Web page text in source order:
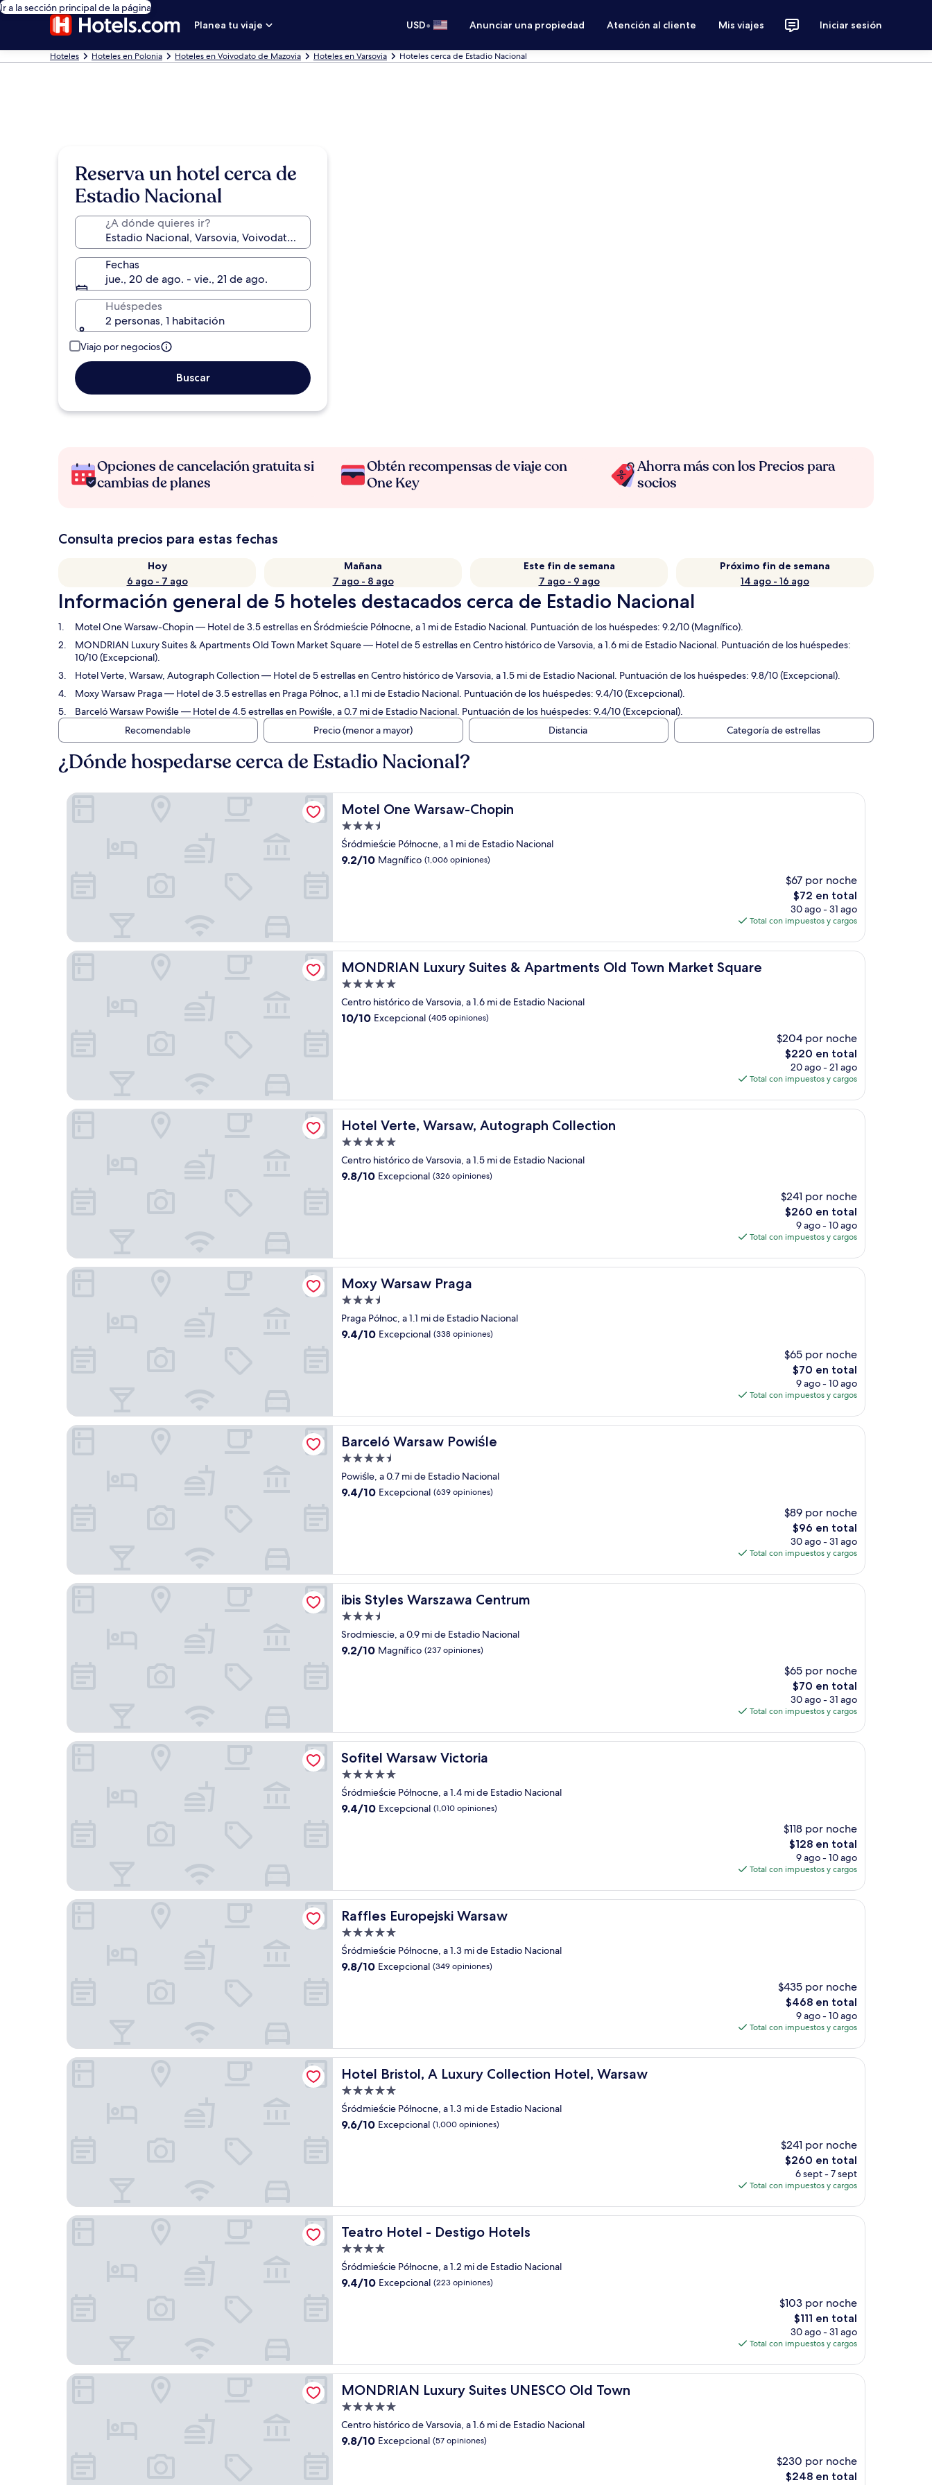
Ir a la sección principal de la página
Planea tu viaje
USD• Anunciar una propiedad Atención al cliente Mis viajes Iniciar sesión
Hoteles Hoteles en Polonia Hoteles en Voivodato de Mazovia Hoteles en Varsovia Hoteles cerca de Estadio Nacional
Reserva un hotel cerca de
Estadio Nacional
¿A dónde quieres ir?
Fechas
jue., 20 de ago. - vie., 21 de ago.
Huéspedes
2 personas, 1 habitación
Viajo por negocios
Buscar
Opciones de cancelación gratuita si
cambias de planes
Obtén recompensas de viaje con
One Key
Ahorra más con los Precios para
socios
Consulta precios para estas fechas
Hoy
6 ago - 7 ago
Mañana
7 ago - 8 ago
Este fin de semana
7 ago - 9 ago
Próximo fin de semana
14 ago - 16 ago
Información general de 5 hoteles destacados cerca de Estadio Nacional
Motel One Warsaw-Chopin— Hotel de 3.5 estrellas en Śródmieście Północne, a 1 mi de Estadio Nacional. Puntuación de los huéspedes: 9.2/10 (Magnífico).
MONDRIAN Luxury Suites & Apartments Old Town Market Square— Hotel de 5 estrellas en Centro histórico de Varsovia, a 1.6 mi de Estadio Nacional. Puntuación de los huéspedes:
10/10 (Excepcional).
Hotel Verte, Warsaw, Autograph Collection— Hotel de 5 estrellas en Centro histórico de Varsovia, a 1.5 mi de Estadio Nacional. Puntuación de los huéspedes: 9.8/10 (Excepcional).
Moxy Warsaw Praga— Hotel de 3.5 estrellas en Praga Północ, a 1.1 mi de Estadio Nacional. Puntuación de los huéspedes: 9.4/10 (Excepcional).
Barceló Warsaw Powiśle— Hotel de 4.5 estrellas en Powiśle, a 0.7 mi de Estadio Nacional. Puntuación de los huéspedes: 9.4/10 (Excepcional).
Recomendable
Precio (menor a mayor) Distancia Categoría de estrellas
¿Dónde hospedarse cerca de Estadio Nacional?
Motel One Warsaw-Chopin
Motel One Warsaw-Chopin
Propiedad
de
3.5
Śródmieście Północne, a 1 mi de Estadio Nacional
9.2
9.2/10 Magnífico (1,006 opiniones)
$67 por noche
El
precio
actual
de
$72 en total
30 ago - 31 ago
Total con impuestos y cargos
Motel One Warsaw-Chopin
MONDRIAN Luxury Suites & Apartments Old Town Market Square
MONDRIAN Luxury Suites & Apartments Old Town Market Square
Propiedad
de
5.0
Centro histórico de Varsovia, a 1.6 mi de Estadio Nacional
10.0
10/10 Excepcional (405 opiniones)
$204 por noche
El
precio
actual
de
$220 en total
20 ago - 21 ago
Total con impuestos y cargos
MONDRIAN Luxury Suites & Apartments Old Town Market Square
Hotel Verte, Warsaw, Autograph Collection
Hotel Verte, Warsaw, Autograph Collection
Propiedad
de
5.0
Centro histórico de Varsovia, a 1.5 mi de Estadio Nacional
9.8
9.8/10 Excepcional (326 opiniones)
$241 por noche
El
precio
actual
de
$260 en total
9 ago - 10 ago
Total con impuestos y cargos
Hotel Verte, Warsaw, Autograph Collection
Moxy Warsaw Praga
Moxy Warsaw Praga
Propiedad
de
3.5
Praga Północ, a 1.1 mi de Estadio Nacional
9.4
9.4/10 Excepcional (338 opiniones)
$65 por noche
El
precio
actual
de
$70 en total
9 ago - 10 ago
Total con impuestos y cargos
Moxy Warsaw Praga
Barceló Warsaw Powiśle
Barceló Warsaw Powiśle
Propiedad
de
4.5
Powiśle, a 0.7 mi de Estadio Nacional
9.4
9.4/10 Excepcional (639 opiniones)
$89 por noche
El
precio
actual
de
$96 en total
30 ago - 31 ago
Total con impuestos y cargos
Barceló Warsaw Powiśle
ibis Styles Warszawa Centrum
ibis Styles Warszawa Centrum
Propiedad
de
3.5
Srodmiescie, a 0.9 mi de Estadio Nacional
9.2
9.2/10 Magnífico (237 opiniones)
$65 por noche
El
precio
actual
de
$70 en total
30 ago - 31 ago
Total con impuestos y cargos
ibis Styles Warszawa Centrum
Sofitel Warsaw Victoria
Sofitel Warsaw Victoria
Propiedad
de
5.0
Śródmieście Północne, a 1.4 mi de Estadio Nacional
9.4
9.4/10 Excepcional (1,010 opiniones)
$118 por noche
El
precio
actual
de
$128 en total
9 ago - 10 ago
Total con impuestos y cargos
Sofitel Warsaw Victoria
Raffles Europejski Warsaw
Raffles Europejski Warsaw
Propiedad
de
5.0
Śródmieście Północne, a 1.3 mi de Estadio Nacional
9.8
9.8/10 Excepcional (349 opiniones)
$435 por noche
El
precio
actual
de
$468 en total
9 ago - 10 ago
Total con impuestos y cargos
Raffles Europejski Warsaw
Hotel Bristol, A Luxury Collection Hotel, Warsaw
Hotel Bristol, A Luxury Collection Hotel, Warsaw
Propiedad
de
5.0
Śródmieście Północne, a 1.3 mi de Estadio Nacional
9.6
9.6/10 Excepcional (1,000 opiniones)
$241 por noche
El
precio
actual
de
$260 en total
6 sept - 7 sept
Total con impuestos y cargos
Hotel Bristol, A Luxury Collection Hotel, Warsaw
Teatro Hotel - Destigo Hotels
Teatro Hotel - Destigo Hotels
Propiedad
de
4.0
Śródmieście Północne, a 1.2 mi de Estadio Nacional
9.4
9.4/10 Excepcional (223 opiniones)
$103 por noche
El
precio
actual
de
$111 en total
30 ago - 31 ago
Total con impuestos y cargos
Teatro Hotel - Destigo Hotels
MONDRIAN Luxury Suites UNESCO Old Town
MONDRIAN Luxury Suites UNESCO Old Town
Propiedad
de
5.0
Centro histórico de Varsovia, a 1.6 mi de Estadio Nacional
9.8
9.8/10 Excepcional (57 opiniones)
$230 por noche
El
$248 en total
MONDRIAN Luxury Suites UNESCO Old Town